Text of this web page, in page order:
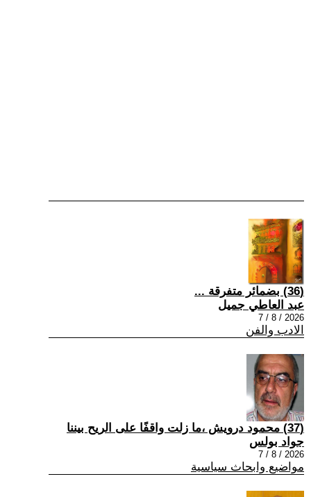
(36) بضمائر متفرقة ...
عبد العاطي جميل
2026 / 8 / 7
الادب والفن
(37) محمود درويش ،ما زلت واقفًا على الريح بيننا
جواد بولس
2026 / 8 / 7
مواضيع وابحاث سياسية